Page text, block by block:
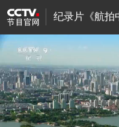
纪录片《航拍